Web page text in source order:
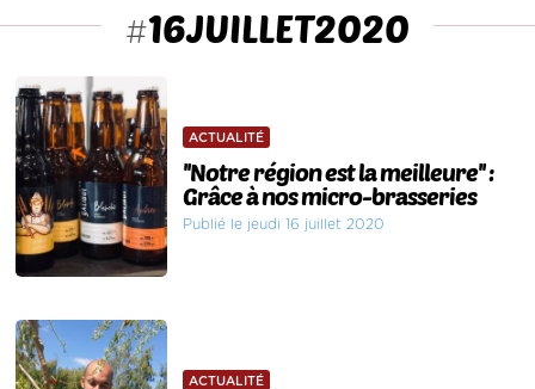
#16JUILLET2020
ACTUALITÉ
''Notre région est la meilleure'' :
Grâce à nos micro-brasseries
Publié le jeudi 16 juillet 2020
ACTUALITÉ